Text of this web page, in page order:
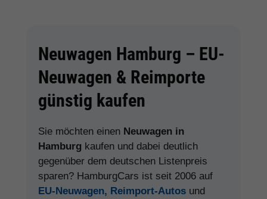
Neuwagen Hamburg – EU-
Neuwagen & Reimporte
günstig kaufen
Sie möchten einen Neuwagen in
Hamburg kaufen und dabei deutlich
gegenüber dem deutschen Listenpreis
sparen? HamburgCars ist seit 2006 auf
EU-Neuwagen, Reimport-Autos und